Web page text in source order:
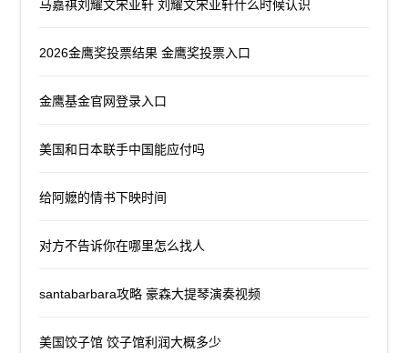
马嘉祺刘耀文宋亚轩 刘耀文宋亚轩什么时候认识
2026金鹰奖投票结果 金鹰奖投票入口
金鹰基金官网登录入口
美国和日本联手中国能应付吗
给阿嬷的情书下映时间
对方不告诉你在哪里怎么找人
santabarbara攻略 豪森大提琴演奏视频
美国饺子馆 饺子馆利润大概多少